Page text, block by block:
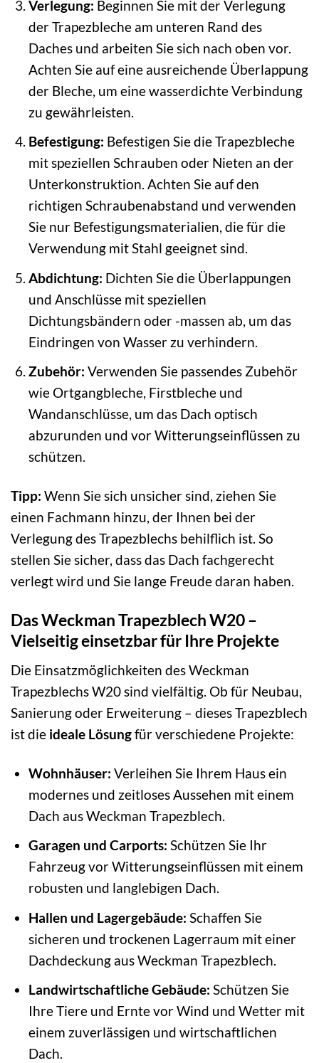
Verlegung: Beginnen Sie mit der Verlegung
der Trapezbleche am unteren Rand des
Daches und arbeiten Sie sich nach oben vor.
Achten Sie auf eine ausreichende Überlappung
der Bleche, um eine wasserdichte Verbindung
zu gewährleisten.
Befestigung: Befestigen Sie die Trapezbleche
mit speziellen Schrauben oder Nieten an der
Unterkonstruktion. Achten Sie auf den
richtigen Schraubenabstand und verwenden
Sie nur Befestigungsmaterialien, die für die
Verwendung mit Stahl geeignet sind.
Abdichtung: Dichten Sie die Überlappungen
und Anschlüsse mit speziellen
Dichtungsbändern oder -massen ab, um das
Eindringen von Wasser zu verhindern.
Zubehör: Verwenden Sie passendes Zubehör
wie Ortgangbleche, Firstbleche und
Wandanschlüsse, um das Dach optisch
abzurunden und vor Witterungseinflüssen zu
schützen.
Tipp: Wenn Sie sich unsicher sind, ziehen Sie
einen Fachmann hinzu, der Ihnen bei der
Verlegung des Trapezblechs behilflich ist. So
stellen Sie sicher, dass das Dach fachgerecht
verlegt wird und Sie lange Freude daran haben.
Das Weckman Trapezblech W20 –
Vielseitig einsetzbar für Ihre Projekte
Die Einsatzmöglichkeiten des Weckman
Trapezblechs W20 sind vielfältig. Ob für Neubau,
Sanierung oder Erweiterung – dieses Trapezblech
ist die ideale Lösungfür verschiedene Projekte:
Wohnhäuser: Verleihen Sie Ihrem Haus ein
modernes und zeitloses Aussehen mit einem
Dach aus Weckman Trapezblech.
Garagen und Carports: Schützen Sie Ihr
Fahrzeug vor Witterungseinflüssen mit einem
robusten und langlebigen Dach.
Hallen und Lagergebäude: Schaffen Sie
sicheren und trockenen Lagerraum mit einer
Dachdeckung aus Weckman Trapezblech.
Landwirtschaftliche Gebäude: Schützen Sie
Ihre Tiere und Ernte vor Wind und Wetter mit
einem zuverlässigen und wirtschaftlichen
Dach.